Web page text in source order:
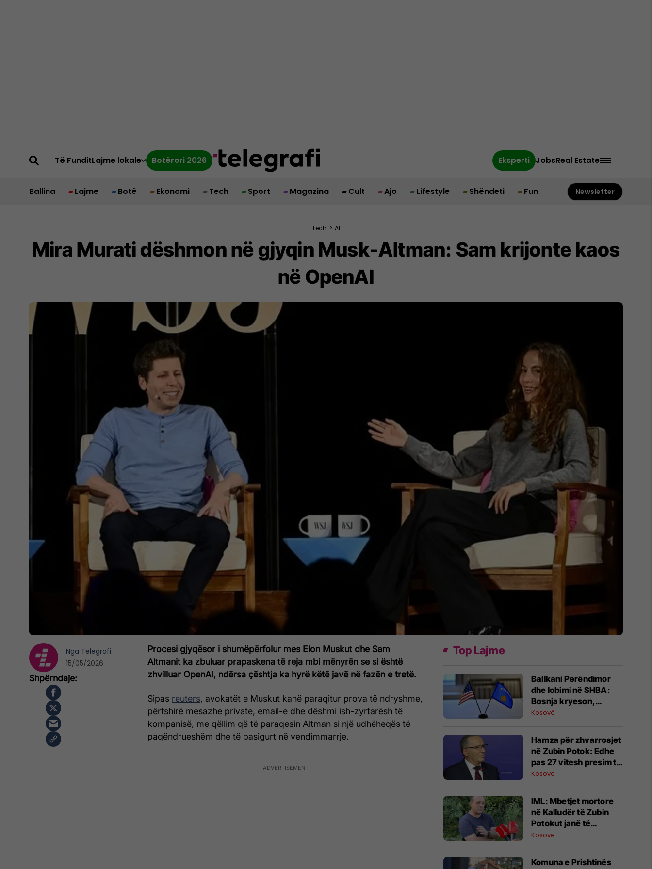
Të FunditLajme lokale Botërori 2026 Eksperti JobsReal Estate
Ballina Lajme Botë Ekonomi Tech Sport Magazina Cult Ajo Lifestyle Shëndeti Fun Newsletter
Tech > AI
Mira Murati dëshmon në gjyqin Musk-Altman: Sam krijonte kaos
në OpenAI
Procesi gjyqësor i shumëpërfolur mes Elon Muskut dhe Sam
Altmanit ka zbuluar prapaskena të reja mbi mënyrën se si është
zhvilluar OpenAI, ndërsa çështja ka hyrë këtë javë në fazën e tretë.
Sipas reuters, avokatët e Muskut kanë paraqitur prova të ndryshme,
përfshirë mesazhe private, email-e dhe dëshmi ish-zyrtarësh të
kompanisë, me qëllim që të paraqesin Altman si një udhëheqës të
paqëndrueshëm dhe të pasigurt në vendimmarrje.
Nga Telegrafi
15/05/2026
Top Lajme
Ballkani Perëndimor
dhe lobimi në SHBA:
Bosnja kryeson,
Kosova e Mali i Zi pa
Kosovë
Hamza për zhvarrosjet
në Zubin Potok: Edhe
pas 27 vitesh presim të
vërtetën për të
Kosovë
IML: Mbetjet mortore
në Kalludër të Zubin
Potokut janë të
njerëzve, puna do të
Kosovë
Komuna e Prishtinës